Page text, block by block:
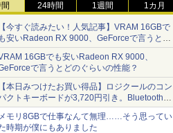
24時間 1週間 1カ月
今すぐ読みたい！人気記事】VRAM 16GBで
安いRadeon RX 9000、GeForceで言うとど
ぐらいの性能？ - PC Watch
16GBでも安いRadeon RX 9000、
で言うとどのぐらいの性能？
本日みつけたお買い得品】ロジクールのコン
クトキーボードが3,720円引き。Bluetoothで3
接続対応
モリ8GBで仕事なんて無理……そう思ってい
時期が僕にもありました